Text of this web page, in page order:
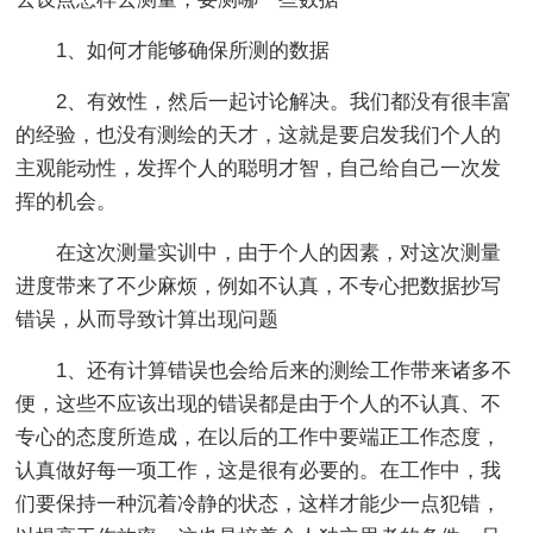
1、如何才能够确保所测的数据
2、有效性，然后一起讨论解决。我们都没有很丰富
的经验，也没有测绘的天才，这就是要启发我们个人的
主观能动性，发挥个人的聪明才智，自己给自己一次发
挥的机会。
在这次测量实训中，由于个人的因素，对这次测量
进度带来了不少麻烦，例如不认真，不专心把数据抄写
错误，从而导致计算出现问题
1、还有计算错误也会给后来的测绘工作带来诸多不
便，这些不应该出现的错误都是由于个人的不认真、不
专心的态度所造成，在以后的工作中要端正工作态度，
认真做好每一项工作，这是很有必要的。在工作中，我
们要保持一种沉着冷静的状态，这样才能少一点犯错，